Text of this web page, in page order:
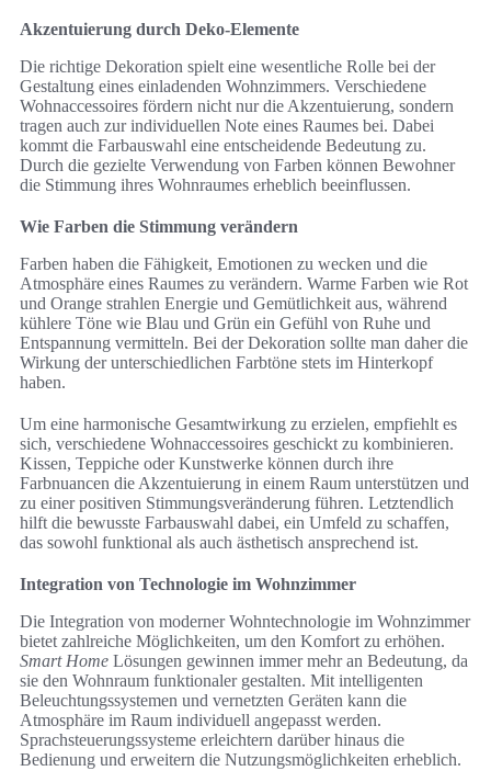
Akzentuierung durch Deko-Elemente
Die richtige Dekoration spielt eine wesentliche Rolle bei der
Gestaltung eines einladenden Wohnzimmers. Verschiedene
Wohnaccessoires fördern nicht nur die Akzentuierung, sondern
tragen auch zur individuellen Note eines Raumes bei. Dabei
kommt die Farbauswahl eine entscheidende Bedeutung zu.
Durch die gezielte Verwendung von Farben können Bewohner
die Stimmung ihres Wohnraumes erheblich beeinflussen.
Wie Farben die Stimmung verändern
Farben haben die Fähigkeit, Emotionen zu wecken und die
Atmosphäre eines Raumes zu verändern. Warme Farben wie Rot
und Orange strahlen Energie und Gemütlichkeit aus, während
kühlere Töne wie Blau und Grün ein Gefühl von Ruhe und
Entspannung vermitteln. Bei der Dekoration sollte man daher die
Wirkung der unterschiedlichen Farbtöne stets im Hinterkopf
haben.
Um eine harmonische Gesamtwirkung zu erzielen, empfiehlt es
sich, verschiedene Wohnaccessoires geschickt zu kombinieren.
Kissen, Teppiche oder Kunstwerke können durch ihre
Farbnuancen die Akzentuierung in einem Raum unterstützen und
zu einer positiven Stimmungsveränderung führen. Letztendlich
hilft die bewusste Farbauswahl dabei, ein Umfeld zu schaffen,
das sowohl funktional als auch ästhetisch ansprechend ist.
Integration von Technologie im Wohnzimmer
Die Integration von moderner Wohntechnologie im Wohnzimmer
bietet zahlreiche Möglichkeiten, um den Komfort zu erhöhen.
Smart Home Lösungen gewinnen immer mehr an Bedeutung, da
sie den Wohnraum funktionaler gestalten. Mit intelligenten
Beleuchtungssystemen und vernetzten Geräten kann die
Atmosphäre im Raum individuell angepasst werden.
Sprachsteuerungssysteme erleichtern darüber hinaus die
Bedienung und erweitern die Nutzungsmöglichkeiten erheblich.